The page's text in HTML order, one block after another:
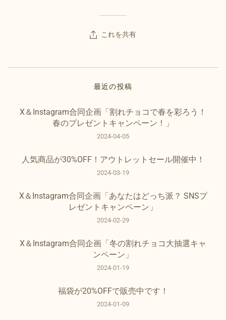
これを共有
最近の投稿
X＆Instagram合同企画「割れチョコで春を彩ろう！
春のプレゼントキャンペーン！」
2024-04-05
人気商品が30%OFF！アウトレットセール開催中！
2024-03-19
X＆Instagram合同企画「あなたはどっち派？ SNSプ
レゼントキャンペーン」
2024-02-29
X＆Instagram合同企画「冬の割れチョコ大抽選キャ
ンペーン」
2024-01-19
福袋が20%OFFで販売中です！
2024-01-09